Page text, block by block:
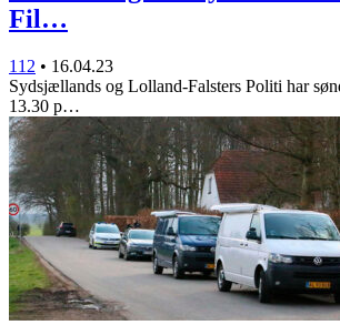
Fil…
112 • 16.04.23
Sydsjællands og Lolland-Falsters Politi har
13.30 p…